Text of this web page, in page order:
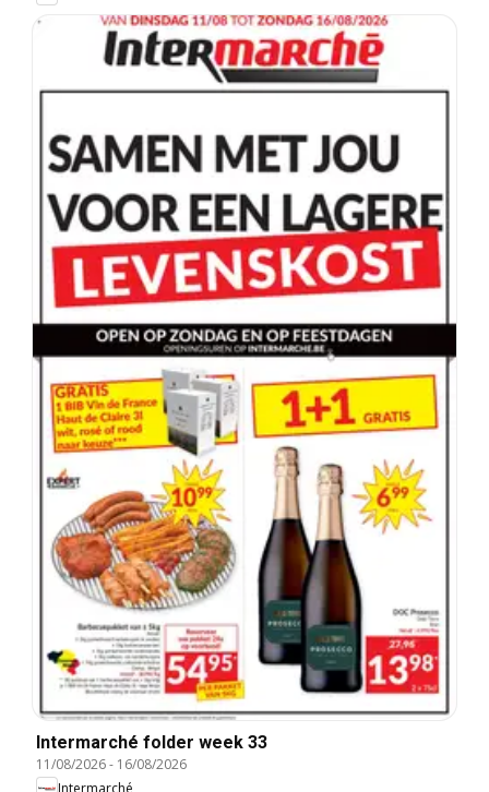
Intermarché folder week 33
11/08/2026- 16/08/2026
Intermarché